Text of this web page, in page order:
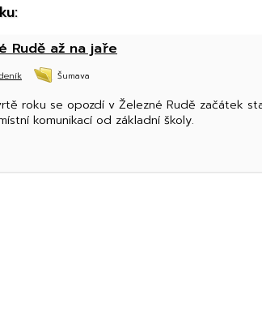
Rudě až na jaře
Šumava
roku se opozdí v Železné Rudě začátek
komunikací od základní školy.